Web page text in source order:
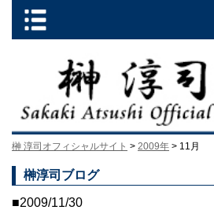
榊 淳司オフィシャルサイト > 2009年 > 11月
榊淳司ブログ
■2009/11/30